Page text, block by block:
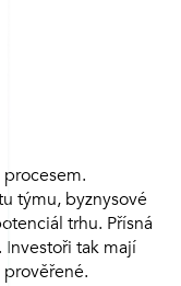
týmu, byznysové
trhu. Přísná
Investoři tak mají